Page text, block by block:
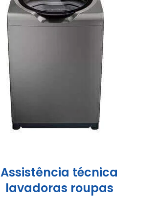
Assistência técnica
lavadoras roupas